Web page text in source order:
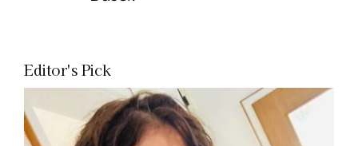
Editor's Pick